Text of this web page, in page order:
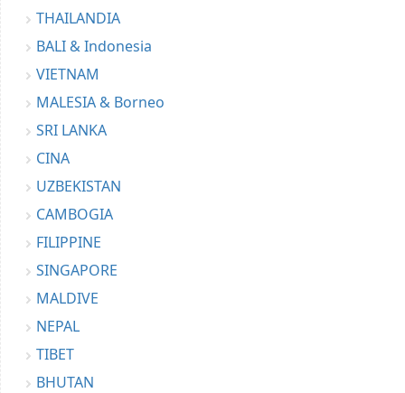
THAILANDIA
BALI & Indonesia
VIETNAM
MALESIA & Borneo
SRI LANKA
CINA
UZBEKISTAN
CAMBOGIA
FILIPPINE
SINGAPORE
MALDIVE
NEPAL
TIBET
BHUTAN